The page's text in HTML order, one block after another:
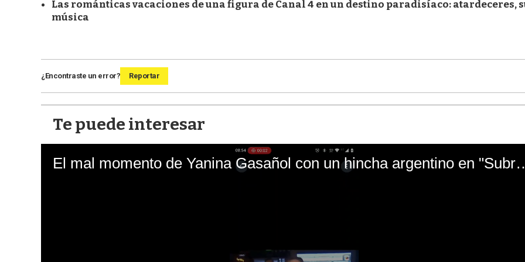
Las románticas vacaciones de una figura de Canal 4 en un destino paradisíaco: atardeceres,
música
¿Encontraste un error? Reportar
Te puede interesar
El mal momento de Yanina